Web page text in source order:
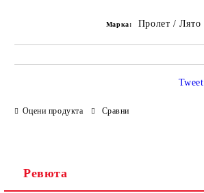
Марка: Пролет / Лято
Оцени продукта Сравни
Tweet
Ревюта